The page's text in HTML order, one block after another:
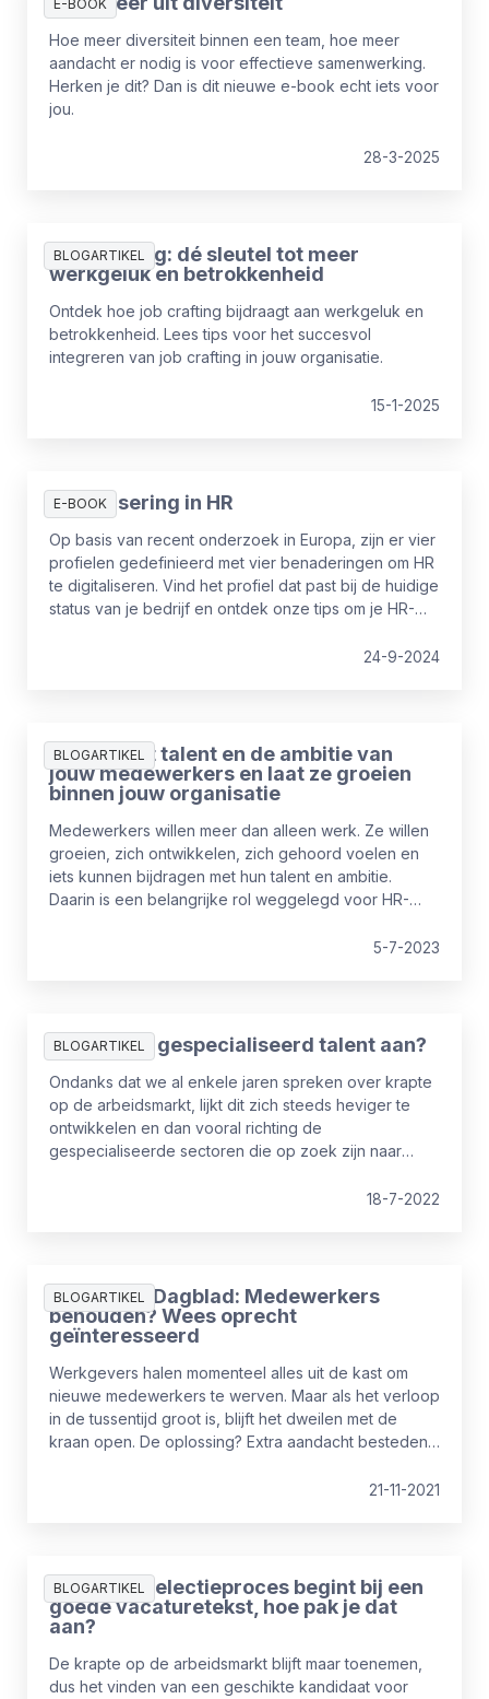
E-BOOK
Hoe meer diversiteit binnen een team, hoe meer
aandacht er nodig is voor effectieve samenwerking.
Herken je dit? Dan is dit nieuwe e-book echt iets voor
jou.
28-3-2025
BLOGARTIKEL
Job crafting: dé sleutel tot meer
werkgeluk en betrokkenheid
Ontdek hoe job crafting bijdraagt aan werkgeluk en
betrokkenheid. Lees tips voor het succesvol
integreren van job crafting in jouw organisatie.
15-1-2025
E-BOOK
Digitalisering in HR
Op basis van recent onderzoek in Europa, zijn er vier
profielen gedefinieerd met vier benaderingen om HR
te digitaliseren. Vind het profiel dat past bij de huidige
status van je bedrijf en ontdek onze tips om je HR-
24-9-2024
BLOGARTIKEL
Ontdek het talent en de ambitie van
jouw medewerkers en laat ze groeien
binnen jouw organisatie
Medewerkers willen meer dan alleen werk. Ze willen
groeien, zich ontwikkelen, zich gehoord voelen en
iets kunnen bijdragen met hun talent en ambitie.
Daarin is een belangrijke rol weggelegd voor HR-
goed ken jij de ambities en talenten van jouw5-7-2023
BLOGARTIKEL
Hoe trek je gespecialiseerd talent aan?
Ondanks dat we al enkele jaren spreken over krapte
op de arbeidsmarkt, lijkt dit zich steeds heviger te
ontwikkelen en dan vooral richting de
gespecialiseerde sectoren die op zoek zijn naar
spreken over een ware talentencrisis. Hoe zijn we in
18-7-2022
BLOGARTIKEL
Financieel Dagblad: Medewerkers
behouden? Wees oprecht
geïnteresseerd
Werkgevers halen momenteel alles uit de kast om
nieuwe medewerkers te werven. Maar als het verloop
in de tussentijd groot is, blijft het dweilen met de
kraan open. De oplossing? Extra aandacht besteden
kans ook dat je meteen onbenut talent ontdekt.21-11-2021
BLOGARTIKEL
Een goed selectieproces begint bij een
goede vacaturetekst, hoe pak je dat
aan?
De krapte op de arbeidsmarkt blijft maar toenemen,
dus het vinden van een geschikte kandidaat voor